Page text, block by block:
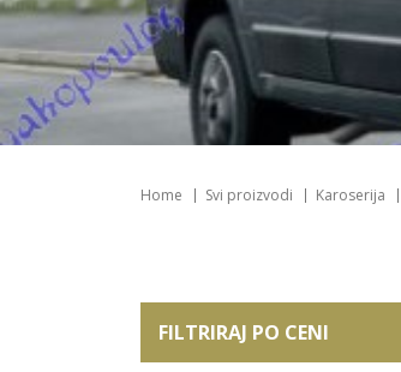
Home Svi proizvodi Karoserija
FILTRIRAJ PO CENI